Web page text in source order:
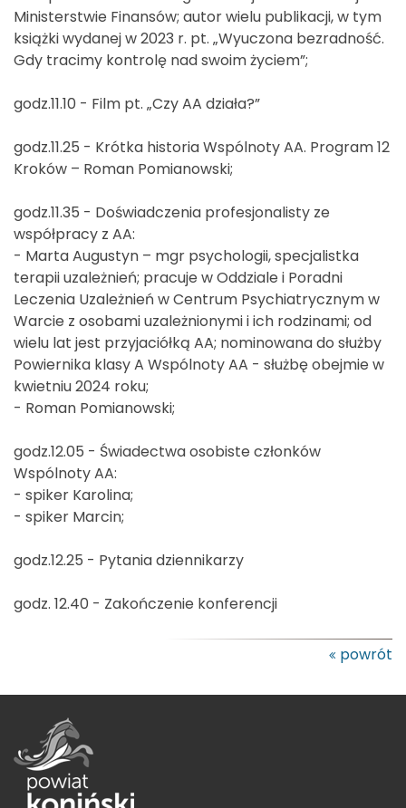
Ministerstwie Finansów; autor wielu publikacji, w tym
książki wydanej w 2023 r. pt. „Wyuczona bezradność.
Gdy tracimy kontrolę nad swoim życiem”;
godz.11.10 - Film pt. „Czy AA działa?”
godz.11.25 - Krótka historia Wspólnoty AA. Program 12
Kroków – Roman Pomianowski;
godz.11.35 - Doświadczenia profesjonalisty ze
współpracy z AA:
- Marta Augustyn – mgr psychologii, specjalistka
terapii uzależnień; pracuje w Oddziale i Poradni
Leczenia Uzależnień w Centrum Psychiatrycznym w
Warcie z osobami uzależnionymi i ich rodzinami; od
wielu lat jest przyjaciółką AA; nominowana do służby
Powiernika klasy A Wspólnoty AA - służbę obejmie w
kwietniu 2024 roku;
- Roman Pomianowski;
godz.12.05 - Świadectwa osobiste członków
Wspólnoty AA:
- spiker Karolina;
- spiker Marcin;
godz.12.25 - Pytania dziennikarzy
godz. 12.40 - Zakończenie konferencji
powrót